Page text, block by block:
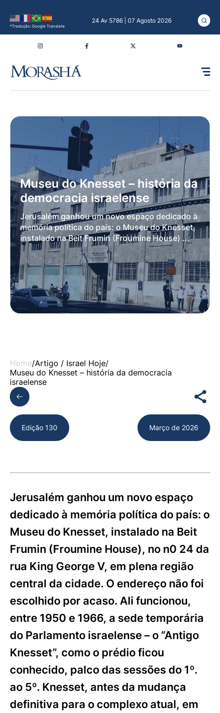
*Tradução: Google Translate
24 Av 5786 | 07 Agosto 2026
Museu do Knesset – história da
democracia israelense
Jerusalém ganhou um novo espaço dedicado à
memória política do país: o Museu do Knesset,
instalado na Beit Frumin (Froumine House) ...
Home/Artigo / Israel Hoje/
Museu do Knesset – história da democracia
israelense
Edição 130 Março de 2026
Jerusalém ganhou um novo espaço
dedicado à memória política do país: o
Museu do Knesset, instalado na Beit
Frumin (Froumine House), no n0 24 da
rua King George V, em plena região
central da cidade. O endereço não foi
escolhido por acaso. Ali funcionou,
entre 1950 e 1966, a sede temporária
do Parlamento israelense – o “Antigo
Knesset”, como o prédio ficou
conhecido, palco das sessões do 1º.
ao 5º. Knesset, antes da mudança
definitiva para o complexo atual, em